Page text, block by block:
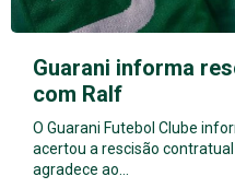
Guarani informa
com Ralf
O Guarani Futebol Clube
acertou a rescisão
agradece ao…